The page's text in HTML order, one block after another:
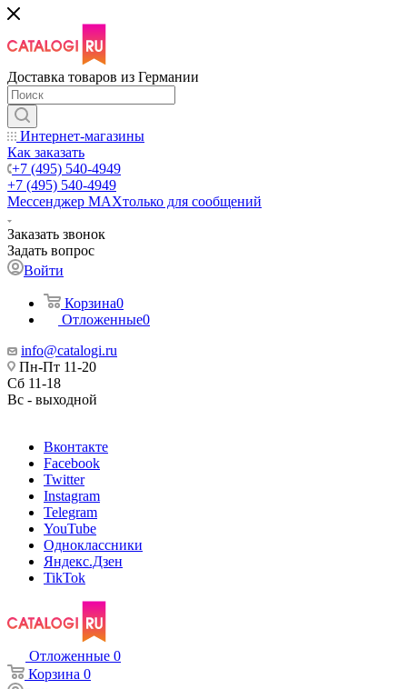
Доставка товаров из Германии
Интернет-магазины
Как заказать
+7 (495) 540-4949
+7 (495) 540-4949
Мессенджер МАХтолько для сообщений
Заказать звонок
Задать вопрос
Войти
Корзина0
Отложенные0
info@catalogi.ru
Пн-Пт 11-20
Сб 11-18
Вс - выходной
Вконтакте
Facebook
Twitter
Instagram
Telegram
YouTube
Одноклассники
Яндекс.Дзен
TikTok
Отложенные 0
Корзина 0